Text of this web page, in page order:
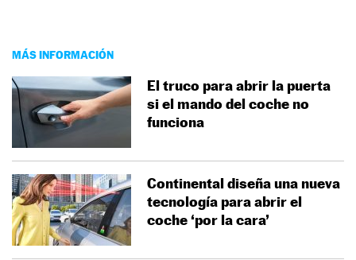
MÁS INFORMACIÓN
El truco para abrir la puerta
si el mando del coche no
funciona
Continental diseña una nueva
tecnología para abrir el
coche ‘por la cara’